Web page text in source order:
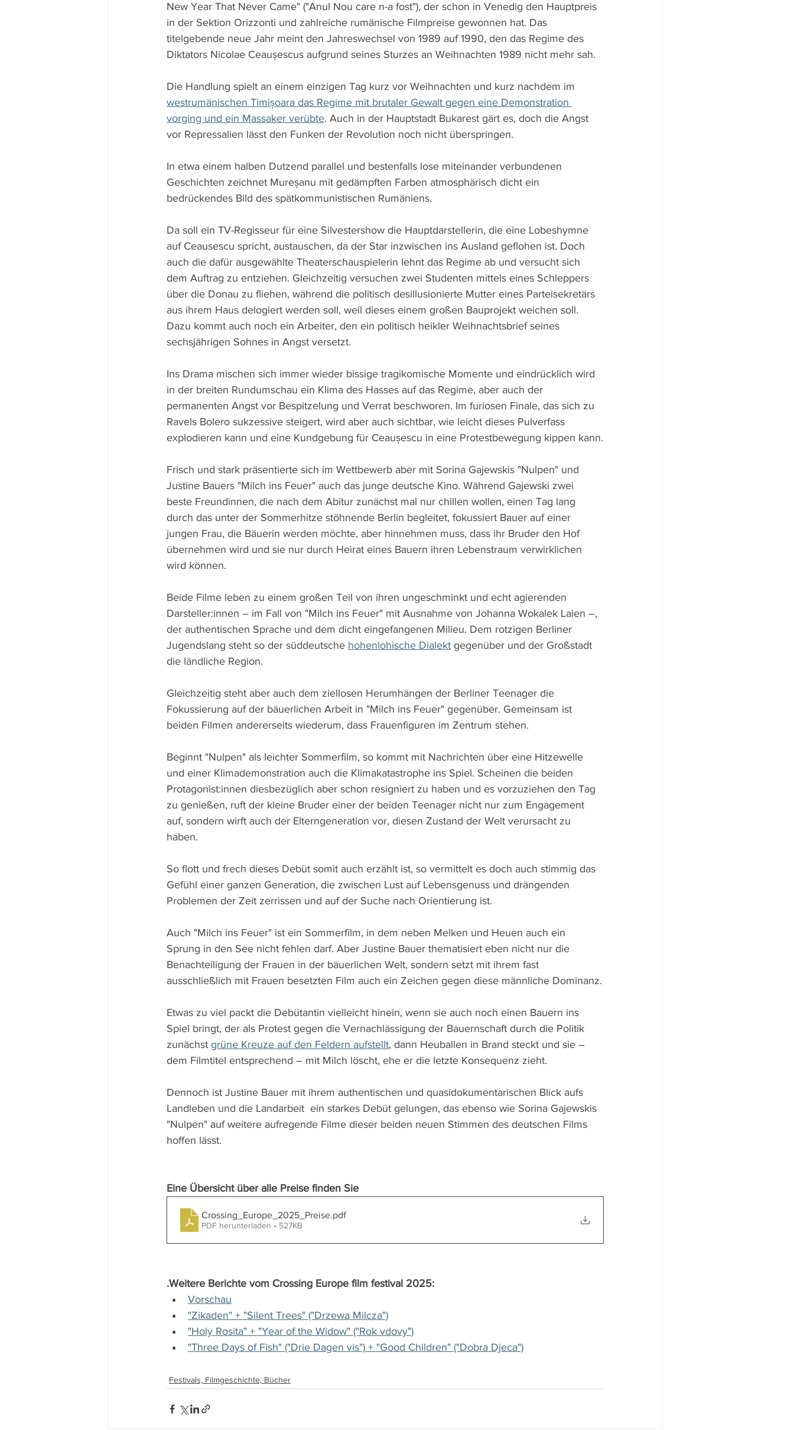
New Year That Never Came" ("Anul Nou care n-a fost"), der schon in Venedig den Hauptpreis
in der Sektion Orizzonti und zahlreiche rumänische Filmpreise gewonnen hat. Das
titelgebende neue Jahr meint den Jahreswechsel von 1989 auf 1990, den das Regime des
Diktators Nicolae Ceaușescus aufgrund seines Sturzes an Weihnachten 1989 nicht mehr sah.
Die Handlung spielt an einem einzigen Tag kurz vor Weihnachten und kurz nachdem im
westrumänischen Timișoara das Regime mit brutaler Gewalt gegen eine Demonstration
vorging und ein Massaker verübte. Auch in der Hauptstadt Bukarest gärt es, doch die Angst
vor Repressalien lässt den Funken der Revolution noch nicht überspringen.
In etwa einem halben Dutzend parallel und bestenfalls lose miteinander verbundenen
Geschichten zeichnet Mureșanu mit gedämpften Farben atmosphärisch dicht ein
bedrückendes Bild des spätkommunistischen Rumäniens.
Da soll ein TV-Regisseur für eine Silvestershow die Hauptdarstellerin, die eine Lobeshymne
auf Ceausescu spricht, austauschen, da der Star inzwischen ins Ausland geflohen ist. Doch
auch die dafür ausgewählte Theaterschauspielerin lehnt das Regime ab und versucht sich
dem Auftrag zu entziehen. Gleichzeitig versuchen zwei Studenten mittels eines Schleppers
über die Donau zu fliehen, während die politisch desillusionierte Mutter eines Parteisekretärs
aus ihrem Haus delogiert werden soll, weil dieses einem großen Bauprojekt weichen soll.
Dazu kommt auch noch ein Arbeiter, den ein politisch heikler Weihnachtsbrief seines
sechsjährigen Sohnes in Angst versetzt.
Ins Drama mischen sich immer wieder bissige tragikomische Momente und eindrücklich wird
in der breiten Rundumschau ein Klima des Hasses auf das Regime, aber auch der
permanenten Angst vor Bespitzelung und Verrat beschworen. Im furiosen Finale, das sich zu
Ravels Bolero sukzessive steigert, wird aber auch sichtbar, wie leicht dieses Pulverfass
explodieren kann und eine Kundgebung für Ceaușescu in eine Protestbewegung kippen kann.
Frisch und stark präsentierte sich im Wettbewerb aber mit Sorina Gajewskis "Nulpen" und
Justine Bauers "Milch ins Feuer" auch das junge deutsche Kino. Während Gajewski zwei
beste Freundinnen, die nach dem Abitur zunächst mal nur chillen wollen, einen Tag lang
durch das unter der Sommerhitze stöhnende Berlin begleitet, fokussiert Bauer auf einer
jungen Frau, die Bäuerin werden möchte, aber hinnehmen muss, dass ihr Bruder den Hof
übernehmen wird und sie nur durch Heirat eines Bauern ihren Lebenstraum verwirklichen
wird können.
Beide Filme leben zu einem großen Teil von ihren ungeschminkt und echt agierenden
Darsteller:innen – im Fall von "Milch ins Feuer" mit Ausnahme von Johanna Wokalek Laien –,
der authentischen Sprache und dem dicht eingefangenen Milieu. Dem rotzigen Berliner
Jugendslang steht so der süddeutsche hohenlohische Dialekt gegenüber und der Großstadt
die ländliche Region.
Gleichzeitig steht aber auch dem ziellosen Herumhängen der Berliner Teenager die
Fokussierung auf der bäuerlichen Arbeit in "Milch ins Feuer" gegenüber. Gemeinsam ist
beiden Filmen andererseits wiederum, dass Frauenfiguren im Zentrum stehen.
Beginnt "Nulpen" als leichter Sommerfilm, so kommt mit Nachrichten über eine Hitzewelle
und einer Klimademonstration auch die Klimakatastrophe ins Spiel. Scheinen die beiden
Protagonist:innen diesbezüglich aber schon resigniert zu haben und es vorzuziehen den Tag
zu genießen, ruft der kleine Bruder einer der beiden Teenager nicht nur zum Engagement
auf, sondern wirft auch der Elterngeneration vor, diesen Zustand der Welt verursacht zu
haben.
So flott und frech dieses Debüt somit auch erzählt ist, so vermittelt es doch auch stimmig das
Gefühl einer ganzen Generation, die zwischen Lust auf Lebensgenuss und drängenden
Problemen der Zeit zerrissen und auf der Suche nach Orientierung ist.
Auch "Milch ins Feuer" ist ein Sommerfilm, in dem neben Melken und Heuen auch ein
Sprung in den See nicht fehlen darf. Aber Justine Bauer thematisiert eben nicht nur die
Benachteiligung der Frauen in der bäuerlichen Welt, sondern setzt mit ihrem fast
ausschließlich mit Frauen besetzten Film auch ein Zeichen gegen diese männliche Dominanz.
Etwas zu viel packt die Debütantin vielleicht hinein, wenn sie auch noch einen Bauern ins
Spiel bringt, der als Protest gegen die Vernachlässigung der Bauernschaft durch die Politik
zunächst grüne Kreuze auf den Feldern aufstellt, dann Heuballen in Brand steckt und sie –
dem Filmtitel entsprechend – mit Milch löscht, ehe er die letzte Konsequenz zieht.
Dennoch ist Justine Bauer mit ihrem authentischen und quasidokumentarischen Blick aufs
Landleben und die Landarbeit  ein starkes Debüt gelungen, das ebenso wie Sorina Gajewskis
"Nulpen" auf weitere aufregende Filme dieser beiden neuen Stimmen des deutschen Films
hoffen lässt.
Eine Übersicht über alle Preise finden Sie
Crossing_Europe_2025_Preise.pdf
PDF herunterladen • 527KB
.Weitere Berichte vom Crossing Europe film festival 2025:
Vorschau
"Zikaden" + "Silent Trees" ("Drzewa Milcza")
"Holy Rosita" + "Year of the Widow" ("Rok vdovy")
"Three Days of Fish" ("Drie Dagen vis") + "Good Children" ("Dobra Djeca")
Festivals, Filmgeschichte, Bücher